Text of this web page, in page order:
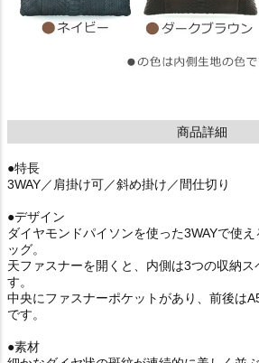
商品詳細
●特長
3WAY／肩掛け可／斜め掛け／間仕切り
●デザイン
ダイヤモンドパイソンを使った3WAYで使
ッグ。
天ファスナーを開くと、内側は3つの収納ス
す。
中央にファスナーポケットがあり、前後は
です。
●素材